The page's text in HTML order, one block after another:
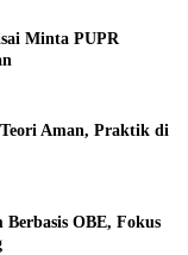
Minta PUPR
Aman, Praktik di
OBE, Fokus